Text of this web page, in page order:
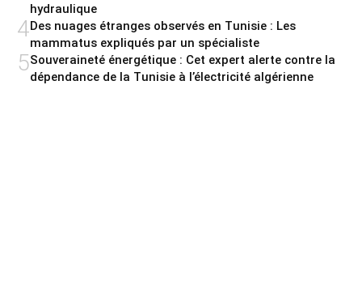
hydraulique
4Des nuages étranges observés en Tunisie : Les
mammatus expliqués par un spécialiste
5Souveraineté énergétique : Cet expert alerte contre la
dépendance de la Tunisie à l’électricité algérienne